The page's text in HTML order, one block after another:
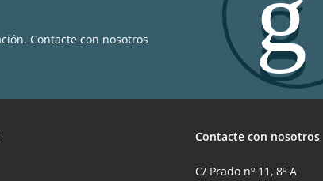
Contacte con nosotros
Contacte con nosotros
C/ Prado nº 11, 8º A